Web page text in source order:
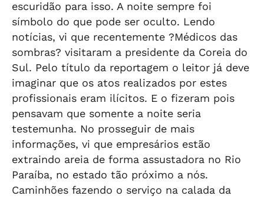
escuridão para isso. A noite sempre foi
símbolo do que pode ser oculto. Lendo
notícias, vi que recentemente ?Médicos das
sombras? visitaram a presidente da Coreia do
Sul. Pelo título da reportagem o leitor já deve
imaginar que os atos realizados por estes
profissionais eram ilícitos. E o fizeram pois
pensavam que somente a noite seria
testemunha. No prosseguir de mais
informações, vi que empresários estão
extraindo areia de forma assustadora no Rio
Paraíba, no estado tão próximo a nós.
Caminhões fazendo o serviço na calada da